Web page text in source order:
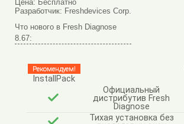
Цена: Бесплатно
Разработчик: Freshdevices Corp.
Что нового в Fresh Diagnose
8.67:
Рекомендуем!
InstallPack
Официальный
дистрибутив Fresh
Diagnose
Тихая установка без